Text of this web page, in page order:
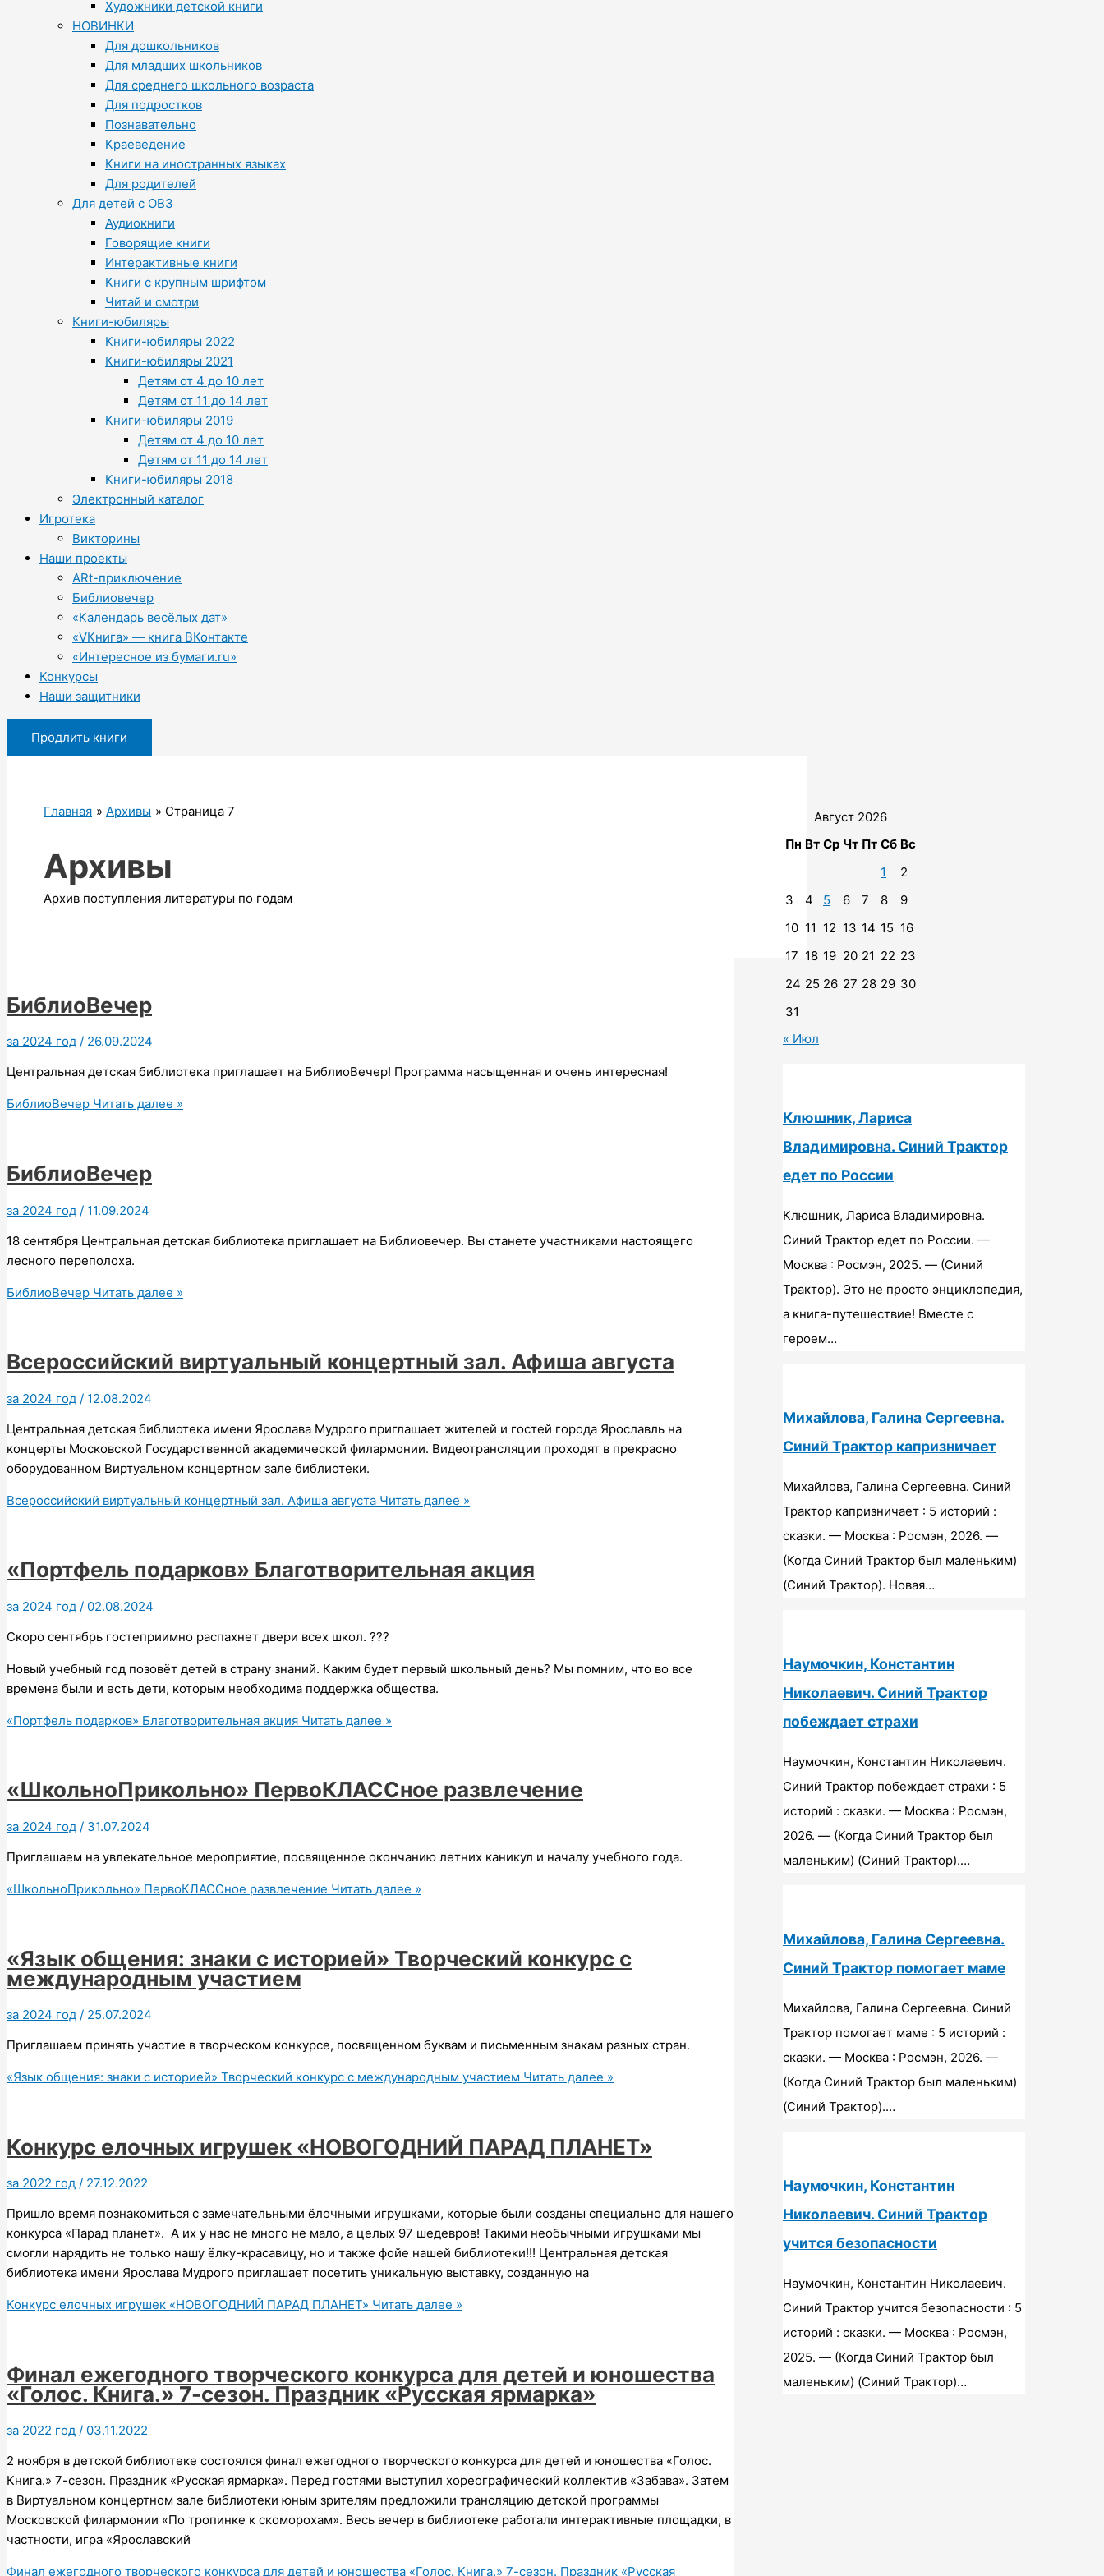
Художники детской книги
НОВИНКИ
Для дошкольников
Для младших школьников
Для среднего школьного возраста
Для подростков
Познавательно
Краеведение
Книги на иностранных языках
Для родителей
Для детей с ОВЗ
Аудиокниги
Говорящие книги
Интерактивные книги
Книги с крупным шрифтом
Читай и смотри
Книги-юбиляры
Книги-юбиляры 2022
Книги-юбиляры 2021
Детям от 4 до 10 лет
Детям от 11 до 14 лет
Книги-юбиляры 2019
Детям от 4 до 10 лет
Детям от 11 до 14 лет
Книги-юбиляры 2018
Электронный каталог
Игротека
Викторины
Наши проекты
ARt-приключение
Библиовечер
«Календарь весёлых дат»
«VКнига» — книга ВКонтакте
«Интересное из бумаги.ru»
Конкурсы
Наши защитники
Продлить книги
Главная Архивы Страница 7
Архивы
Архив поступления литературы по годам
БиблиоВечер
за 2024 год / 26.09.2024
Центральная детская библиотека приглашает на БиблиоВечер! Программа насыщенная и очень интересная!
БиблиоВечер Читать далее »
БиблиоВечер
за 2024 год / 11.09.2024
18 сентября Центральная детская библиотека приглашает на Библиовечер. Вы станете участниками настоящего
лесного переполоха.
БиблиоВечер Читать далее »
Всероссийский виртуальный концертный зал. Афиша августа
за 2024 год / 12.08.2024
Центральная детская библиотека имени Ярослава Мудрого приглашает жителей и гостей города Ярославль на
концерты Московской Государственной академической филармонии. Видеотрансляции проходят в прекрасно
оборудованном Виртуальном концертном зале библиотеки.
Всероссийский виртуальный концертный зал. Афиша августа Читать далее »
«Портфель подарков» Благотворительная акция
за 2024 год / 02.08.2024
Скоро сентябрь гостеприимно распахнет двери всех школ. ???
Новый учебный год позовёт детей в страну знаний. Каким будет первый школьный день? Мы помним, что во все
времена были и есть дети, которым необходима поддержка общества.
«Портфель подарков» Благотворительная акция Читать далее »
«ШкольноПрикольно» ПервоКЛАССное развлечение
за 2024 год / 31.07.2024
Приглашаем на увлекательное мероприятие, посвященное окончанию летних каникул и началу учебного года.
«ШкольноПрикольно» ПервоКЛАССное развлечение Читать далее »
«Язык общения: знаки с историей» Творческий конкурс с
международным участием
за 2024 год / 25.07.2024
Приглашаем принять участие в творческом конкурсе, посвященном буквам и письменным знакам разных стран.
«Язык общения: знаки с историей» Творческий конкурс с международным участием Читать далее »
Конкурс елочных игрушек «НОВОГОДНИЙ ПАРАД ПЛАНЕТ»
за 2022 год / 27.12.2022
Пришло время познакомиться с замечательными ёлочными игрушками, которые были созданы специально для нашего
конкурса «Парад планет». А их у нас не много не мало, а целых 97 шедевров! Такими необычными игрушками мы
смогли нарядить не только нашу ёлку-красавицу, но и также фойе нашей библиотеки!!! Центральная детская
библиотека имени Ярослава Мудрого приглашает посетить уникальную выставку, созданную на
Конкурс елочных игрушек «НОВОГОДНИЙ ПАРАД ПЛАНЕТ» Читать далее »
Финал ежегодного творческого конкурса для детей и юношества
«Голос. Книга.» 7-сезон. Праздник «Русская ярмарка»
за 2022 год / 03.11.2022
2 ноября в детской библиотеке состоялся финал ежегодного творческого конкурса для детей и юношества «Голос.
Книга.» 7-сезон. Праздник «Русская ярмарка». Перед гостями выступил хореографический коллектив «Забава». Затем
в Виртуальном концертном зале библиотеки юным зрителям предложили трансляцию детской программы
Московской филармонии «По тропинке к скоморохам». Весь вечер в библиотеке работали интерактивные площадки, в
частности, игра «Ярославский
Финал ежегодного творческого конкурса для детей и юношества «Голос. Книга.» 7-сезон. Праздник «Русская
Август 2026
Пн Вт Ср Чт Пт Сб Вс
1
2
3
4 5 6 7 8
9
10 11 12 13 14 15 16
17 18 19 20 21 22 23
24 25 26 27 28 29 30
31
« Июл
Клюшник, Лариса
Владимировна. Синий Трактор
едет по России
Клюшник, Лариса Владимировна.
Синий Трактор едет по России. —
Москва : Росмэн, 2025. — (Синий
Трактор). Это не просто энциклопедия,
а книга-путешествие! Вместе с
героем…
Михайлова, Галина Сергеевна.
Синий Трактор капризничает
Михайлова, Галина Сергеевна. Синий
Трактор капризничает : 5 историй :
сказки. — Москва : Росмэн, 2026. —
(Когда Синий Трактор был маленьким)
(Синий Трактор). Новая…
Наумочкин, Константин
Николаевич. Синий Трактор
побеждает страхи
Наумочкин, Константин Николаевич.
Синий Трактор побеждает страхи : 5
историй : сказки. — Москва : Росмэн,
2026. — (Когда Синий Трактор был
маленьким) (Синий Трактор).…
Михайлова, Галина Сергеевна.
Синий Трактор помогает маме
Михайлова, Галина Сергеевна. Синий
Трактор помогает маме : 5 историй :
сказки. — Москва : Росмэн, 2026. —
(Когда Синий Трактор был маленьким)
(Синий Трактор).…
Наумочкин, Константин
Николаевич. Синий Трактор
учится безопасности
Наумочкин, Константин Николаевич.
Синий Трактор учится безопасности : 5
историй : сказки. — Москва : Росмэн,
2025. — (Когда Синий Трактор был
маленьким) (Синий Трактор)…